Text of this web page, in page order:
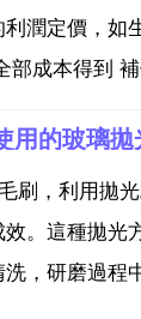
潤定價，如
部成本得到
用的玻璃拋
刷，利用拋
。這種拋光
，研磨過程